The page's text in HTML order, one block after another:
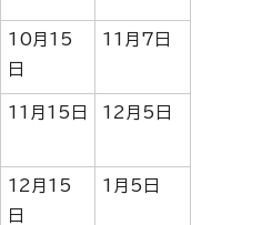
10月15
日
11月7日
11月15日 12月5日
12月15
日
1月5日